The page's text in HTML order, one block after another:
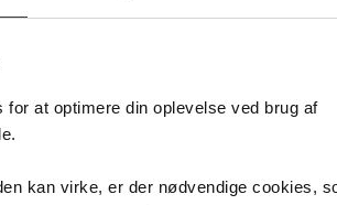
for at optimere din oplevelse ved brug af
kan virke, er der nødvendige cookies,